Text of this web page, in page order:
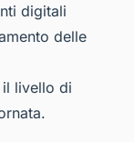
digitali
delle
il livello di